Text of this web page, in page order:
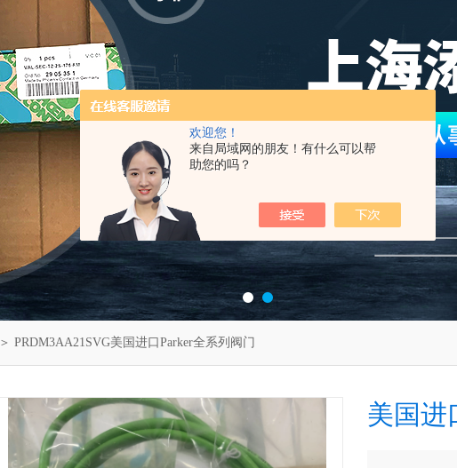
欢迎您！
来自局域网的朋友！有什么可以帮
助您的吗？
＞ PRDM3AA21SVG美国进口Parker全系列阀门
美国进